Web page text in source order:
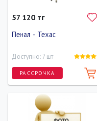
57 120 тг
Пенал - Техас
Доступно: 7 шт
РАССРОЧКА
Высота
196 см